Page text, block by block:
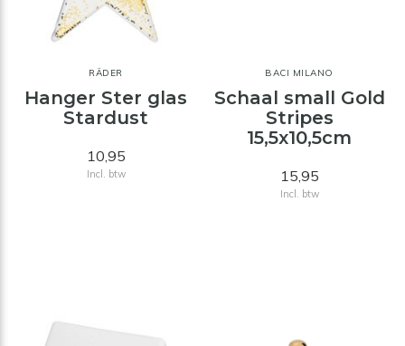
RÄDER
Hanger Ster glas
Stardust
10,95
Incl. btw
BACI MILANO
Schaal small Gold
Stripes
15,5x10,5cm
15,95
Incl. btw